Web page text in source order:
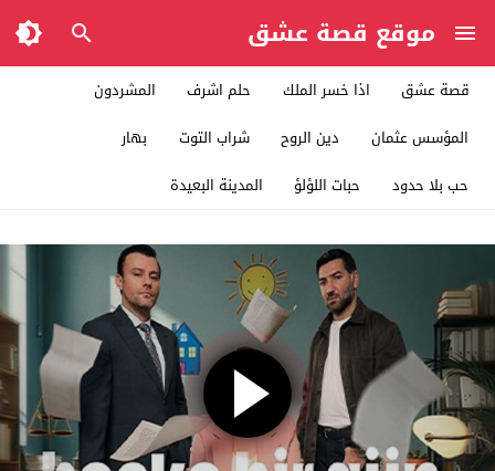
موقع قصة عشق
قصة عشق اذا خسر الملك حلم اشرف
المشردون
المؤسس عثمان
دين الروح شراب التوت
بهار
حب بلا حدود
حبات اللؤلؤ المدينة البعيدة